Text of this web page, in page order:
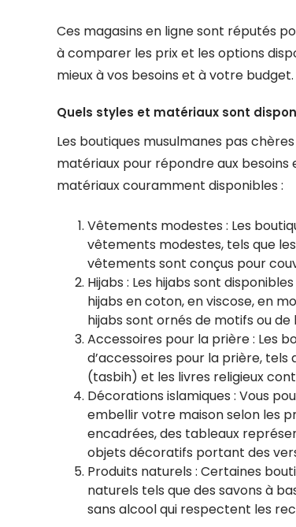
Ces magasins en ligne sont réputés
à comparer les prix et les options
mieux à vos besoins et à votre budget.
Quels styles et matériaux sont
Les boutiques musulmanes pas
matériaux pour répondre aux
matériaux couramment disponibles :
Vêtements modestes : Les
vêtements modestes, tels que
vêtements sont conçus pour
Hijabs : Les hijabs sont
hijabs en coton, en viscose, en
hijabs sont ornés de motifs ou
Accessoires pour la prière : Les
d’accessoires pour la prière,
(tasbih) et les livres religieux
Décorations islamiques : Vous
embellir votre maison selon les
encadrées, des tableaux
objets décoratifs portant des
Produits naturels : Certaines
naturels tels que des savons à
sans alcool qui respectent les